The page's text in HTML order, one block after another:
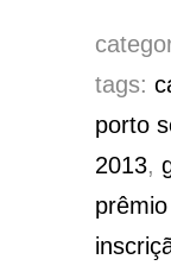
tags:
porto
2013,